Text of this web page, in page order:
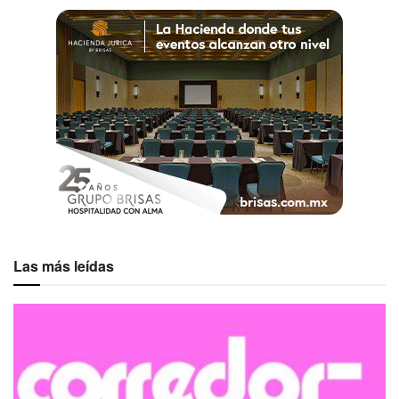
programa de apoyo administrado por la Korea Tourism
Organization para reuniones corporativas y viajes de
incentivo. Los beneficios comienzan desde la etapa de
captación del evento mediante apoyo para
presentaciones de candidatura y acuerdos preliminares
con clientes potenciales. También contempla
inspecciones de sitio con respaldo para vuelos, trámites
migratorios y otros gastos elegibles para los
organizadores.
ofrece incentivos escalables según el número de
destinarse a actividades culturales, experiencias de K-
content, presentaciones, cenas oficiales, renta de
espacios, transporte, servicios de hospitalidad y otras
Las más leídas